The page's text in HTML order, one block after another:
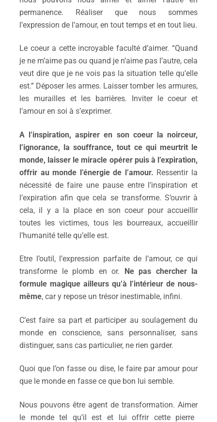
permanence. Réaliser que nous sommes
l’expression de l’amour, en tout temps et en tout lieu.
Le coeur a cette incroyable faculté d’aimer. “Quand
je ne m’aime pas ou quand je n’aime pas l’autre, cela
veut dire que je ne vois pas la situation telle qu’elle
est.” Déposer les armes. Laisser tomber les armures,
les murailles et les barrières. Inviter le coeur et
l’amour en soi à s’exprimer.
A l’inspiration,aspirer en son coeur la noirceur,
l’ignorance, la souffrance, tout ce qui meurtrit le
monde, laisser le miracle opérerpuis à l’expiration,
offrir au monde l’énergie de l’amour. Ressentir la
nécessité de faire une pause entre l’inspiration et
l’expiration afin que cela se transforme. S’ouvrir à
cela, il y a la place en son coeur pour accueillir
toutes les victimes, tous les bourreaux, accueillir
l’humanité telle qu’elle est.
Etre l’outi l,l’expression parfaitede l’amour,ce qui
transforme le plomb en or.
Ne pas chercher
a
formule magique ailleurs qu’à l’intérieur de nous-
même, car y repose un trésor inestimable, infini.
C’est faire sa part et participerau soulagement du
monde en conscience, sans personnaliser, sans
distinguer, sans cas particulier, ne rien garder.
Quoi que l’on fasse ou dise, le fairepar amour pour
que le monde en fasse ce que bon lui semble.
Nous pouvons être agent de transformation. Aimer
le monde tel qu’il est et luioffrir cette pierre